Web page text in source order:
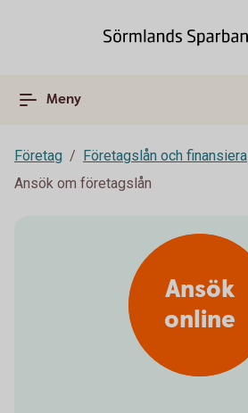
Meny
Företag
Företagslån och finansiera
Ansök om företagslån
Ansök
online